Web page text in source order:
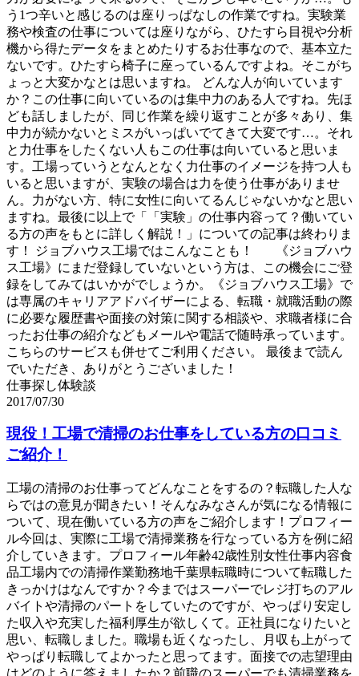
う1つ辛いと感じるのは座りっぱなしの作業ですね。実験業
務や検査の仕事については座りながら、ひたすら目視や分析
機から得たデータをまとめたりするお仕事なので、基本立た
ないです。ひたすら椅子に座っているんですよね。そこがち
ょっと大変かなとは思いますね。 どんな人が向いています
か？この仕事に向いているのは集中力のある人ですね。先ほ
ども話しましたが、同じ作業を繰り返すことが多々あり、集
中力が続かないとミスがいっぱいでてきて大変です…。それ
と力仕事をしたくない人もこの仕事は向いていると思いま
す。工場っていうとなんとなく力仕事のイメージを持つ人も
いると思いますが、実験の場合は力を使う仕事がありませ
ん。力がない方、特に女性に向いてるんじゃないかなと思い
ますね。最後に以上で「「実験」の仕事内容って？働いてい
る方の声をもとに詳しく解説！」についての記事は終わりま
す！ ジョブハウス工場ではこんなことも！ 《ジョブハウ
ス工場》にまだ登録していないという方は、この機会にご登
録をしてみてはいかがでしょうか。《ジョブハウス工場》で
は専属のキャリアアドバイザーによる、転職・就職活動の際
に必要な履歴書や面接の対策に関する相談や、求職者様に合
ったお仕事の紹介などもメールや電話で随時承っています。
こちらのサービスも併せてご利用ください。 最後まで読ん
でいただき、ありがとうございました！
仕事探し体験談
2017/07/30
現役！工場で清掃のお仕事をしている方の口コミ
ご紹介！
工場の清掃のお仕事ってどんなことをするの？転職した人な
らではの意見が聞きたい！そんなみなさんが気になる情報に
ついて、現在働いている方の声をご紹介します！プロフィー
ル今回は、実際に工場で清掃業務を行なっている方を例に紹
介していきます。プロフィール年齢42歳性別女性仕事内容食
品工場内での清掃作業勤務地千葉県転職時について転職した
きっかけはなんですか？今まではスーパーでレジ打ちのアル
バイトや清掃のパートをしていたのですが、やっぱり安定し
た収入や充実した福利厚生が欲しくて。正社員になりたいと
思い、転職しました。職場も近くなったし、月収も上がって
やっぱり転職してよかったと思ってます。面接での志望理由